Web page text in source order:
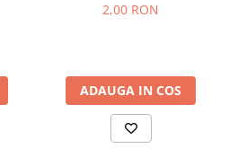
2,00 RON
ADAUGA IN COS